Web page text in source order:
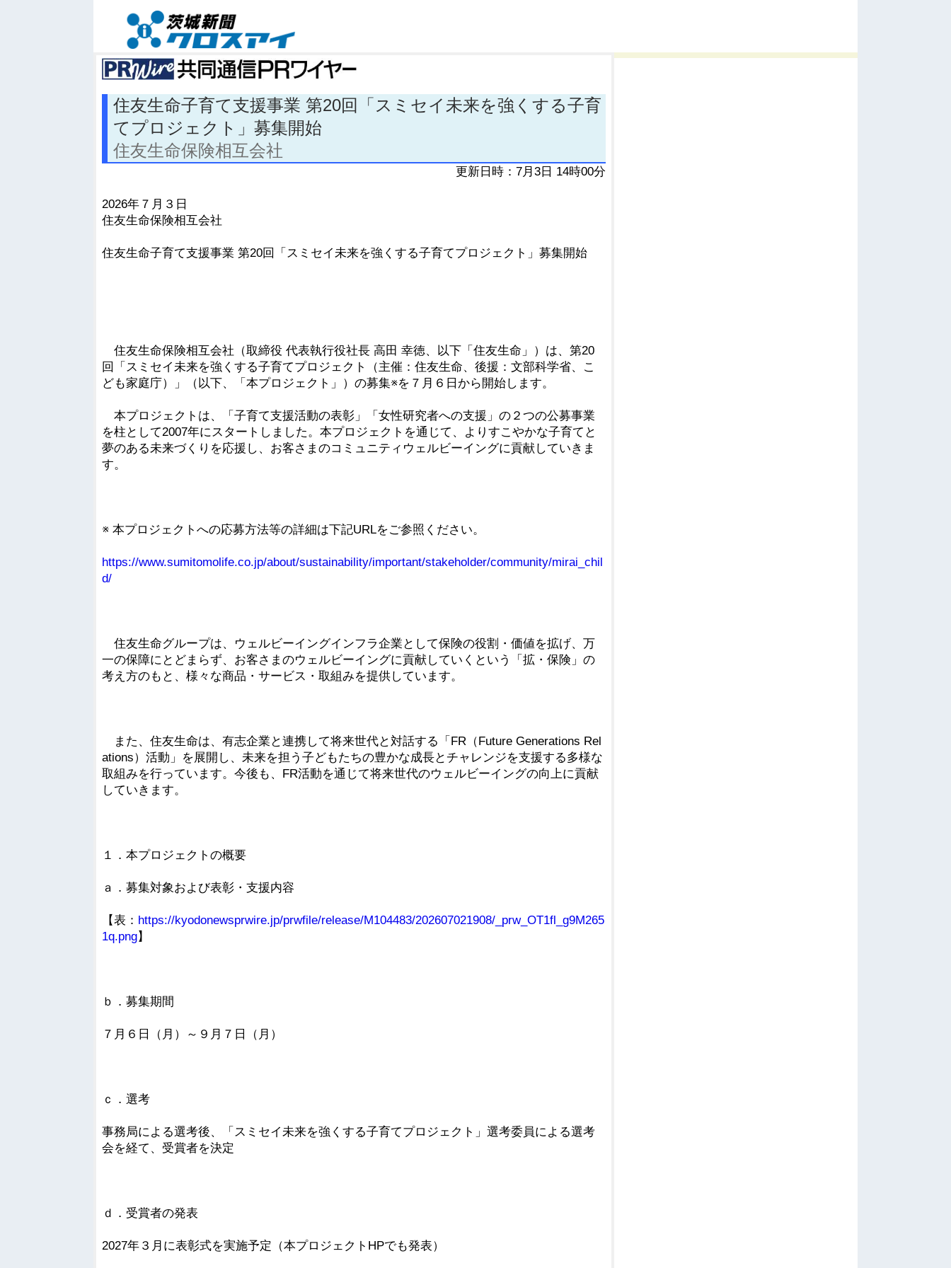
住友生命子育て支援事業 第20回「スミセイ未来を強くする子育
てプロジェクト」募集開始
住友生命保険相互会社
更新日時：7月3日 14時00分
2026年７月３日
住友生命保険相互会社
住友生命子育て支援事業 第20回「スミセイ未来を強くする子育てプロジェクト」募集開始
住友生命保険相互会社（取締役 代表執行役社長 高田 幸徳、以下「住友生命」）は、第20
回「スミセイ未来を強くする子育てプロジェクト（主催：住友生命、後援：文部科学省、こ
ども家庭庁）」（以下、「本プロジェクト」）の募集※を７月６日から開始します。
本プロジェクトは、「子育て支援活動の表彰」「女性研究者への支援」の２つの公募事業
を柱として2007年にスタートしました。本プロジェクトを通じて、よりすこやかな子育てと
夢のある未来づくりを応援し、お客さまのコミュニティウェルビーイングに貢献していきま
す。
※ 本プロジェクトへの応募方法等の詳細は下記URLをご参照ください。
https://www.sumitomolife.co.jp/about/sustainability/important/stakeholder/community/mirai_chil
d/
住友生命グループは、ウェルビーイングインフラ企業として保険の役割・価値を拡げ、万
一の保障にとどまらず、お客さまのウェルビーイングに貢献していくという「拡・保険」の
考え方のもと、様々な商品・サービス・取組みを提供しています。
また、住友生命は、有志企業と連携して将来世代と対話する「FR（Future Generations Rel
ations）活動」を展開し、未来を担う子どもたちの豊かな成長とチャレンジを支援する多様な
取組みを行っています。今後も、FR活動を通じて将来世代のウェルビーイングの向上に貢献
していきます。
１．本プロジェクトの概要
ａ．募集対象および表彰・支援内容
【表： https://kyodonewsprwire.jp/prwfile/release/M104483/202607021908/_prw_OT1fl_g9M265
1q.png】
ｂ．募集期間
７月６日（月）～９月７日（月）
ｃ．選考
事務局による選考後、「スミセイ未来を強くする子育てプロジェクト」選考委員による選考
会を経て、受賞者を決定
ｄ．受賞者の発表
2027年３月に表彰式を実施予定（本プロジェクトHPでも発表）